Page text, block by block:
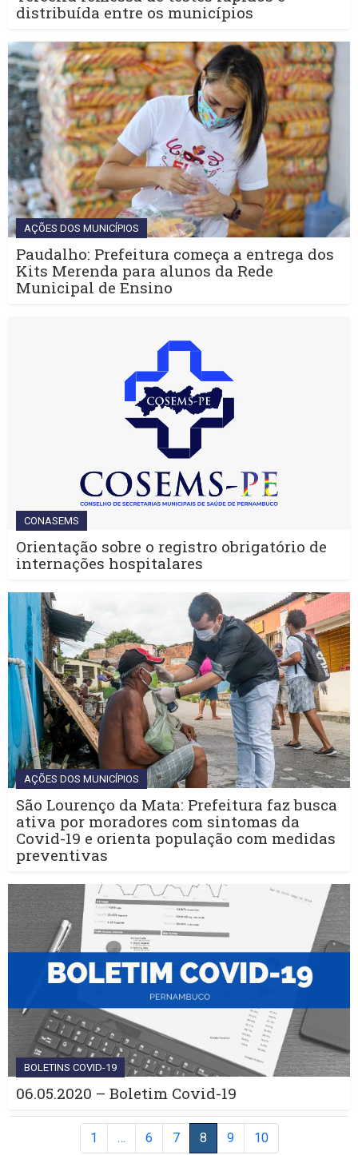
distribuída entre os municípios
AÇÕES DOS MUNICÍPIOS
Paudalho: Prefeitura começa a entrega dos
Kits Merenda para alunos da Rede
Municipal de Ensino
CONASEMS
Orientação sobre o registro obrigatório de
internações hospitalares
AÇÕES DOS MUNICÍPIOS
São Lourenço da Mata: Prefeitura faz busca
ativa por moradores com sintomas da
Covid-19 e orienta população com medidas
preventivas
BOLETINS COVID-19
06.05.2020 – Boletim Covid-19
1 … 6 7 8 9 10